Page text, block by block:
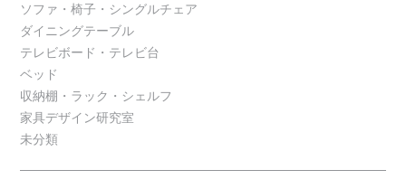
ソファ・椅子・シングルチェア
ダイニングテーブル
テレビボード・テレビ台
ベッド
収納棚・ラック・シェルフ
家具デザイン研究室
未分類